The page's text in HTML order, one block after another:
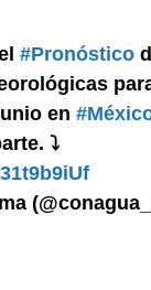
#Pronóstico
en
⤵️